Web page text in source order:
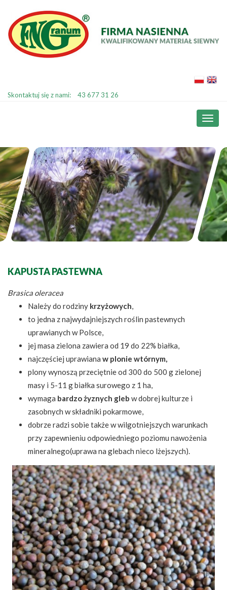
Skontaktuj się z nami: 43 677 31 26
KAPUSTA PASTEWNA
Brasica oleracea
Należy do rodziny krzyżowych,
to jedna z najwydajniejszych roślin pastewnych
uprawianych w Polsce,
jej masa zielona zawiera od 19 do 22% białka,
najczęściej uprawiana w plonie wtórnym,
plony wynoszą przeciętnie od 300 do 500 g zielonej
masy i 5-11 g białka surowego z 1 ha,
wymaga bardzo żyznych gleb w dobrej kulturze i
zasobnych w składniki pokarmowe,
dobrze radzi sobie także w wilgotniejszych warunkach
przy zapewnieniu odpowiedniego poziomu nawożenia
mineralnego(uprawa na glebach nieco lżejszych).